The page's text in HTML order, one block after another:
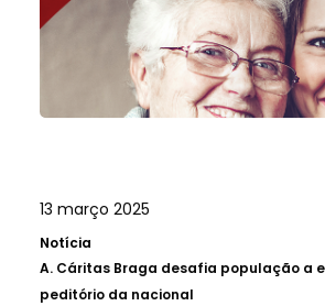
13 março 2025
Notícia
A. Cáritas Braga desafia população a
peditório da nacional